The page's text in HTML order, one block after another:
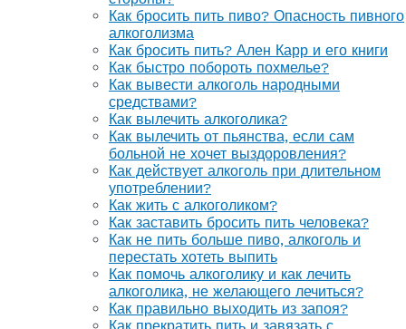
Как бросить пить пиво? Опасность пивного
алкоголизма
Как бросить пить? Ален Карр и его книги
Как быстро побороть похмелье?
Как вывести алкоголь народными
средствами?
Как вылечить алкоголика?
Как вылечить от пьянства, если сам
больной не хочет выздоровления?
Как действует алкоголь при длительном
употреблении?
Как жить с алкоголиком?
Как заставить бросить пить человека?
Как не пить больше пиво, алкоголь и
перестать хотеть выпить
Как помочь алкоголику и как лечить
алкоголика, не желающего лечиться?
Как правильно выходить из запоя?